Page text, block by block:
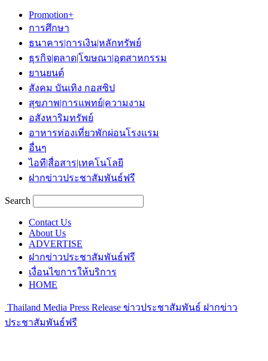
Promotion+
การศึกษา
ธนาคาร|การเงิน|หลักทรัพย์
ธุรกิจ|ตลาด|โฆษณา|อุตสาหกรรม
ยานยนต์
สังคม บันเทิง กอสซิป
สุขภาพ|การแพทย์|ความงาม
อสังหาริมทรัพย์
อาหารท่องเที่ยวพักผ่อนโรงแรม
อื่นๆ
ไอที|สื่อสาร|เทคโนโลยี
ฝากข่าวประชาสัมพันธ์ฟรี
Search
Contact Us
About Us
ADVERTISE
ฝากข่าวประชาสัมพันธ์ฟรี
เงื่อนไขการให้บริการ
HOME
Thailand Media Press Release ข่าวประชาสัมพันธ์ ฝากข่าว
ประชาสัมพันธ์ฟรี